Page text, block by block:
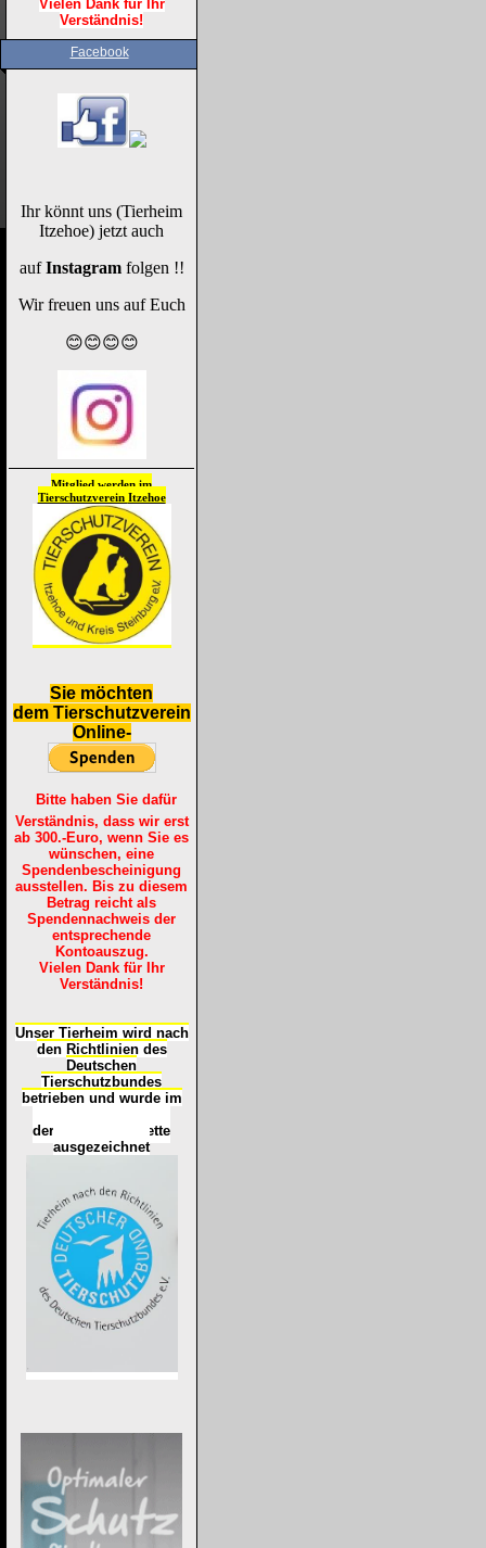
Vielen Dank für Ihr
Verständnis!
Facebook
Ihr könnt uns (Tierheim
Itzehoe) jetzt auch
aufInstagramfolgen !!
Wir freuen uns auf Euch
😊😊😊😊
Mitglied werden im
Tierschutzverein Itzehoe
Sie möchten
dem Tierschutzverein
Online-
Bitte haben Sie dafür
Verständnis, dass wir erst
ab 300.-Euro, wenn Sie es
wünschen, eine
Spendenbescheinigung
ausstellen. Bis zu diesem
Betrag reicht als
Spendennachweis der
entsprechende
Kontoauszug.
Vielen Dank für Ihr
Verständnis!
Unser Tierheim wird nach
den Richtlinien des
Deutschen
Tierschutzbundes
betrieben und wurde im
der
Tierheimplakette
ausgezeichnet